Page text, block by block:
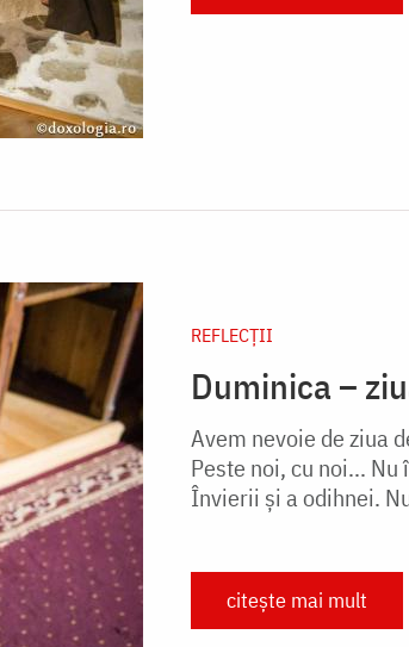
REFLECȚII
Duminica –
Avem nevoie de ziua
Peste noi, cu noi...
Învierii și a odihnei.
citește mai mult